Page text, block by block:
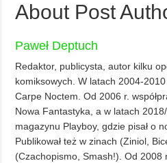
About Post
Paweł Deptuch
Redaktor, publicysta, autor kilku
komiksowych. W latach 2004-
Carpe Noctem. Od 2006 r.
Nowa Fantastyka, a w latach
magazynu Playboy, gdzie pisał o
Publikował też w zinach (Ziniol,
(Czachopismo, Smash!). Od 2008